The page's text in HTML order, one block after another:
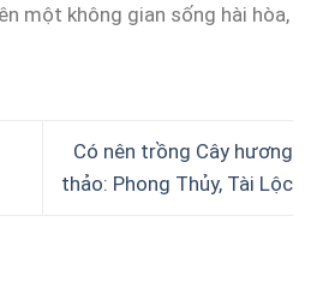
một không gian sống hài hòa,
Có nên trồng Cây hương
thảo: Phong Thủy, Tài Lộc